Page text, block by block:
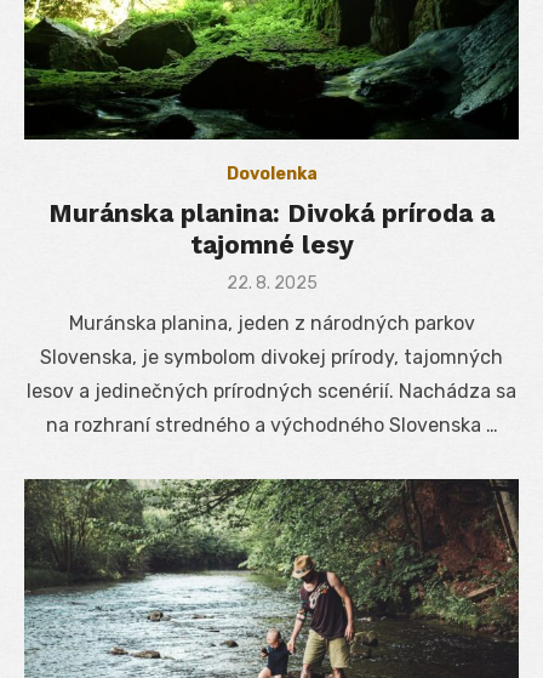
Dovolenka
Muránska planina: Divoká príroda a
tajomné lesy
Posted
22. 8. 2025
Muránska planina, jeden z národných parkov
Slovenska, je symbolom divokej prírody, tajomných
lesov a jedinečných prírodných scenérií. Nachádza sa
na rozhraní stredného a východného Slovenska …